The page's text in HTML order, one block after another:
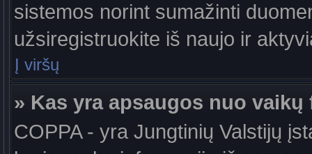
sistemos norint sumažinti
užsiregistruokite iš naujo ir
Į viršų
» Kas yra apsaugos nuo vaikų
COPPA - yra Jungtinių Valstijų